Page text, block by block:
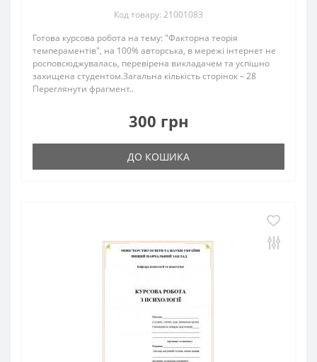
Код товару: 21001083
Готова курсова робота на тему: "Факторна теорія
темпераментів", на 100% авторська, в мережі інтернет не
росповсюджувалась, перевірена викладачем та успішно
захищена студентом.Загальна кількість сторінок – 28
Переглянути фрагмент..
300 грн
ДО КОШИКА